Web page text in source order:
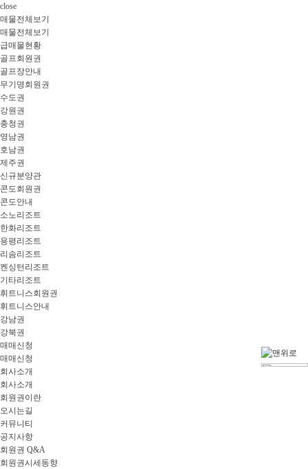
close
매물전체보기
매물전체보기
급매물현황
골프회원권
골프장안내
무기명회원권
수도권
강원권
충청권
영남권
호남권
제주권
신규분양관
콘도회원권
콘도안내
소노리조트
한화리조트
용평리조트
리솜리조트
켄싱턴리조트
기타리조트
휘트니스회원권
휘트니스안내
강남권
강북권
매매신청
매매신청
회사소개
회사소개
회원권이란
오시는길
커뮤니티
공지사항
회원권 Q&A
회원권시세동향